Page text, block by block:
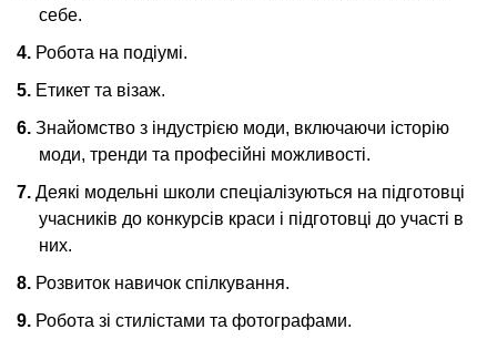
себе.
Робота на подіумі.
Етикет та візаж.
Знайомство з індустрією моди, включаючи історію
моди, тренди та професійні можливості.
Деякі модельні школи спеціалізуються на підготовці
учасників до конкурсів краси і підготовці до участі в
них.
Розвиток навичок спілкування.
Робота зі стилістами та фотографами.